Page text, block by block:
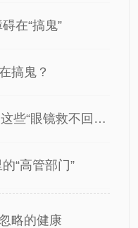
在“搞鬼”
搞鬼？
视力突然变差≠度数加深！ 这些“眼镜救不回”的情况，警惕颅脑在求救
“高管部门”
略的健康